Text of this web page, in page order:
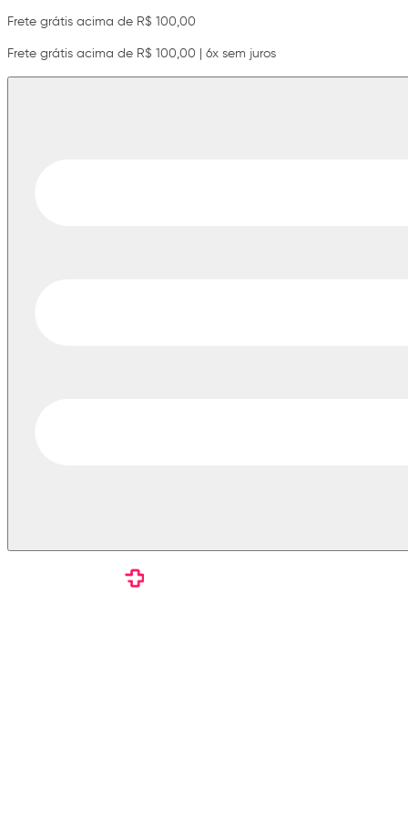
Frete grátis acima de R$ 100,00
Frete grátis acima de R$ 100,00 | 6x sem juros